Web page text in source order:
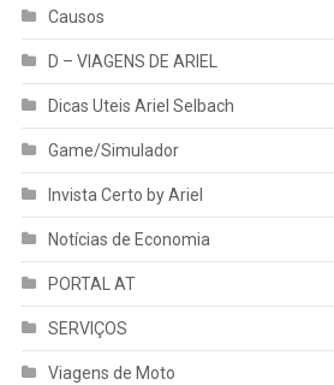
Causos
D – VIAGENS DE ARIEL
Dicas Uteis Ariel Selbach
Game/Simulador
Invista Certo by Ariel
Notícias de Economia
PORTAL AT
SERVIÇOS
Viagens de Moto